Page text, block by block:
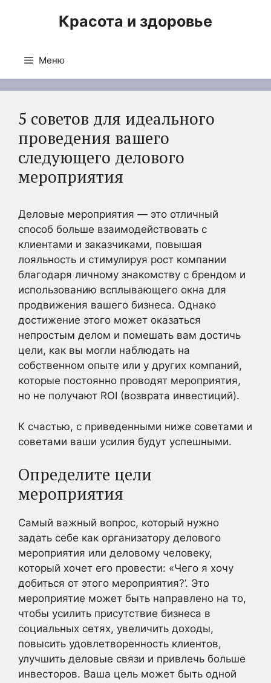
Красота и здоровье
Меню
5 советов для идеального
проведения вашего
следующего делового
мероприятия
Деловые мероприятия — это отличный
способ больше взаимодействовать с
клиентами и заказчиками, повышая
лояльность и стимулируя рост компании
благодаря личному знакомству с брендом и
использованию всплывающего окна для
продвижения вашего бизнеса. Однако
достижение этого может оказаться
непростым делом и помешать вам достичь
цели, как вы могли наблюдать на
собственном опыте или у других компаний,
которые постоянно проводят мероприятия,
но не получают ROI (возврата инвестиций).
К счастью, с приведенными ниже советами и
советами ваши усилия будут успешными.
Определите цели
мероприятия
Самый важный вопрос, который нужно
задать себе как организатору делового
мероприятия или деловому человеку,
который хочет его провести: «Чего я хочу
добиться от этого мероприятия?’. Это
мероприятие может быть направлено на то,
чтобы усилить присутствие бизнеса в
социальных сетях, увеличить доходы,
повысить удовлетворенность клиентов,
улучшить деловые связи и привлечь больше
инвесторов. Ваша цель может быть одной